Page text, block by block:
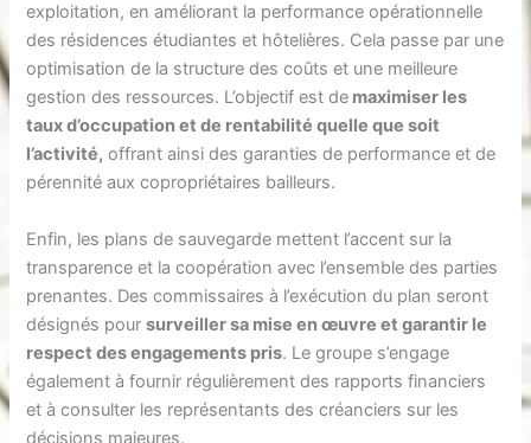
exploitation, en améliorant la performance opérationnelle
des résidences étudiantes et hôtelières. Cela passe par une
optimisation de la structure des coûts et une meilleure
gestion des ressources. L’objectif est de maximiser les
taux d’occupation et de rentabilité quelle que soit
l’activité, offrant ainsi des garanties de performance et de
pérennité aux copropriétaires bailleurs.
Enfin, les plans de sauvegarde mettent l’accent sur la
transparence et la coopération avec l’ensemble des parties
prenantes. Des commissaires à l’exécution du plan seront
désignés poursurveiller sa mise en œuvre et garantir le
respect des engagements pris. Le groupe s’engage
également à fournir régulièrement des rapports financiers
et à consulter les représentants des créanciers sur les
décisions majeures.